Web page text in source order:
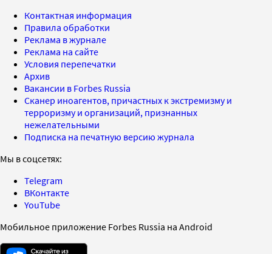
Контактная информация
Правила обработки
Реклама в журнале
Реклама на сайте
Условия перепечатки
Архив
Вакансии в Forbes Russia
Сканер иноагентов, причастных к экстремизму и
терроризму и организаций, признанных
нежелательными
Подписка на печатную версию журнала
Мы в соцсетях:
Telegram
ВКонтакте
YouTube
Мобильное приложение Forbes Russia на Android